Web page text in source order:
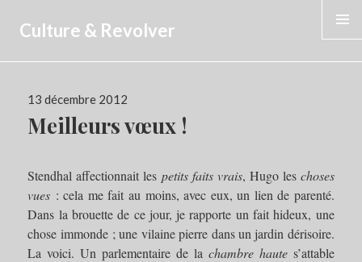
Culture & Revolver
Publié
le
13 décembre 2012
Meilleurs vœux !
Stendhal affectionnait les petits faits vrais, Hugo les choses
vues : cela me fait au moins, avec eux, un lien de parenté.
Dans la brouette de ce jour, je rapporte un fait hideux, une
chose immonde ; une vilaine pierre dans un jardin dérisoire.
La voici. Un parlementaire de la chambre hautes’attable